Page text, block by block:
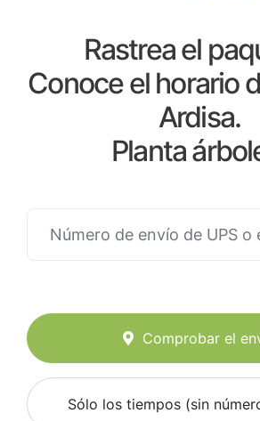
Rastrea el
Conoce el horario
Ardisa.
Planta
Comprobar el
Sólo los tiempos (sin